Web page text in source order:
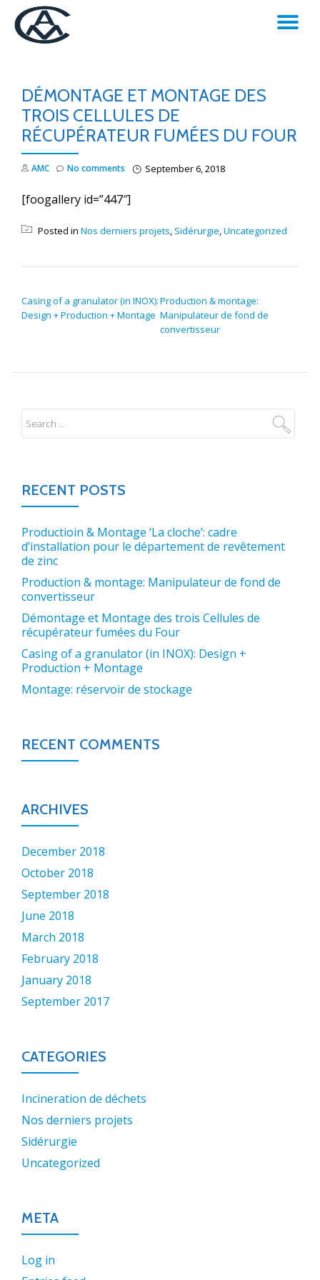
Skip
DÉMONTAGE ET MONTAGE DES
TROIS CELLULES DE
RÉCUPÉRATEUR FUMÉES DU FOUR
AMC September 6, 2018
No comments
[foogallery id=”447″]
Posted in Nos derniers projets, Sidérurgie,Uncategorized
Casing of a granulator (in INOX):
Design + Production + Montage
Production & montage:
Manipulateur de fond de
convertisseur
RECENT POSTS
Productioin & Montage ‘La cloche’: cadre
d’installation pour le département de revêtement
de zinc
Production & montage: Manipulateur de fond de
convertisseur
Démontage et Montage des trois Cellules de
récupérateur fumées du Four
Casing of a granulator (in INOX): Design +
Production + Montage
Montage: réservoir de stockage
RECENT COMMENTS
ARCHIVES
December 2018
October 2018
September 2018
June 2018
March 2018
February 2018
January 2018
September 2017
CATEGORIES
Incineration de déchets
Nos derniers projets
Sidérurgie
Uncategorized
META
Log in